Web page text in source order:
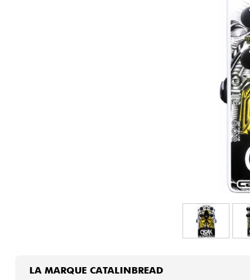
LA MARQUE CATALINBREAD